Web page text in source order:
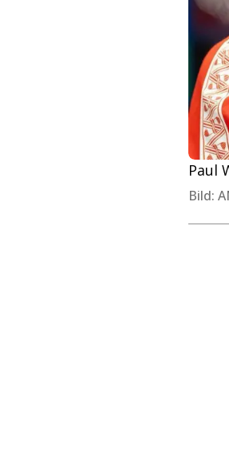
Paul
Bild: